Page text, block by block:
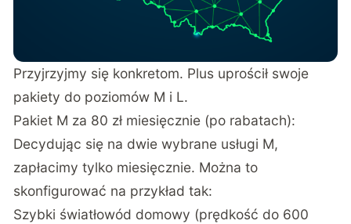
Przyjrzyjmy się konkretom. Plus uprościł swoje
pakiety do poziomów M i L.
Pakiet M za 80 zł miesięcznie (po rabatach):
Decydując się na dwie wybrane usługi M,
zapłacimy tylko miesięcznie. Można to
skonfigurować na przykład tak:
Szybki światłowód domowy (prędkość do 600